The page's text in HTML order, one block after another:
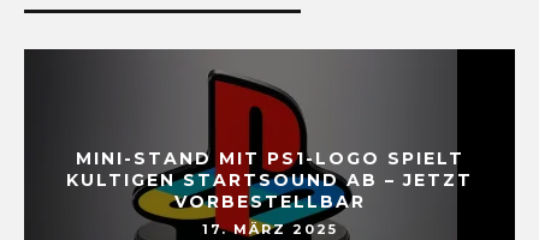
MINI-STAND MIT PS1-LOGO SPIELT
KULTIGEN STARTSOUND AB – JETZT
VORBESTELLBAR
17. MÄRZ 2025